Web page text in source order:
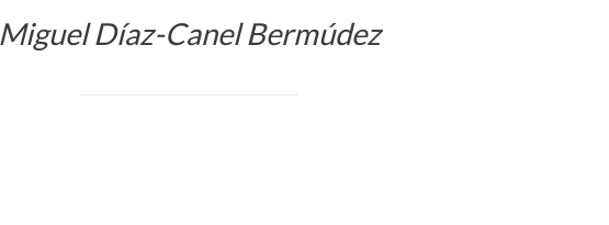
Miguel Díaz-Canel Bermúdez